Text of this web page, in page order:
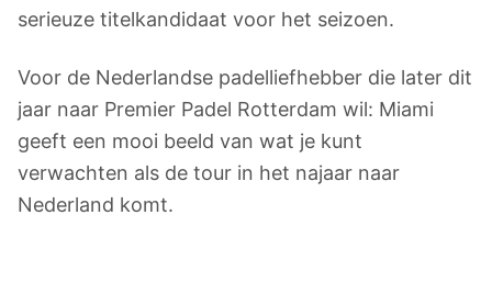
serieuze titelkandidaat voor het seizoen.
Voor de Nederlandse padelliefhebber die later dit
jaar naar Premier Padel Rotterdam wil: Miami
geeft een mooi beeld van wat je kunt
verwachten als de tour in het najaar naar
Nederland komt.